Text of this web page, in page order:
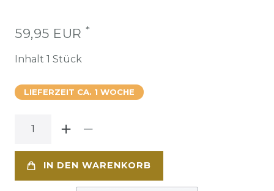
59,95 EUR *
Inhalt 1 Stück
LIEFERZEIT CA. 1 WOCHE
IN DEN WARENKORB